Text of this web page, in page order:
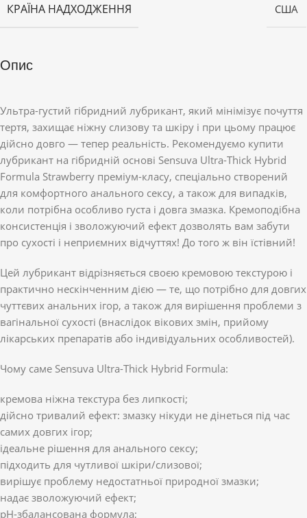
КРАЇНА НАДХОДЖЕННЯ США
Опис
Ультра-густий гібридний лубрикант, який мінімізує почуття
тертя, захищає ніжну слизову та шкіру і при цьому працює
дійсно довго — тепер реальність. Рекомендуємо купити
лубрикант на гібридній основі Sensuva Ultra-Thick Hybrid
Formula Strawberry преміум-класу, спеціально створений
для комфортного анального сексу, а також для випадків,
коли потрібна особливо густа і довга змазка. Кремоподібна
консистенція і зволожуючий ефект дозволять вам забути
про сухості і неприємних відчуттях! До того ж він їстівний!
Цей лубрикант відрізняється своєю кремовою текстурою і
практично нескінченним дією — те, що потрібно для довгих
чуттєвих анальних ігор, а також для вирішення проблеми з
вагінальної сухості (внаслідок вікових змін, прийому
лікарських препаратів або індивідуальних особливостей).
Чому саме Sensuva Ultra-Thick Hybrid Formula:
кремова ніжна текстура без липкості;
дійсно тривалий ефект: змазку нікуди не дінеться під час
самих довгих ігор;
ідеальне рішення для анального сексу;
підходить для чутливої шкіри/слизової;
вирішує проблему недостатньої природної змазки;
надає зволожуючий ефект;
pH-збалансована формула;